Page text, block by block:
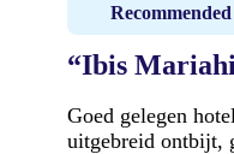
Recommended
“Ibis
Goed gelegen
uitgebreid ontbijt,